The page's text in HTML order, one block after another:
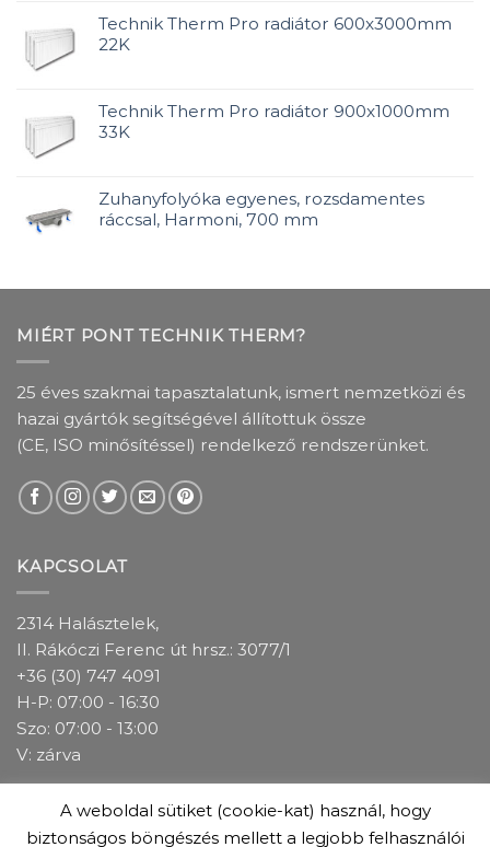
Technik Therm Pro radiátor 600x3000mm
22K
Technik Therm Pro radiátor 900x1000mm
33K
Zuhanyfolyóka egyenes, rozsdamentes
ráccsal, Harmoni, 700 mm
MIÉRT PONT TECHNIK THERM?
25 éves szakmai tapasztalatunk, ismert nemzetközi és
hazai gyártók segítségével állítottuk össze
(CE, ISO minősítéssel) rendelkező rendszerünket.
KAPCSOLAT
2314 Halásztelek,
II. Rákóczi Ferenc út hrsz.: 3077/1
+36 (30) 747 4091
H-P: 07:00 - 16:30
Szo: 07:00 - 13:00
V: zárva
IMPRESSZUM ADATKEZELÉSI TÁJÉKOZTATÓ
ÁSZF
GARANCIÁLIS FELTÉTELEK
ÜZLETEINK
A weboldal sütiket (cookie-kat) használ, hogy
biztonságos böngészés mellett a legjobb felhasználói